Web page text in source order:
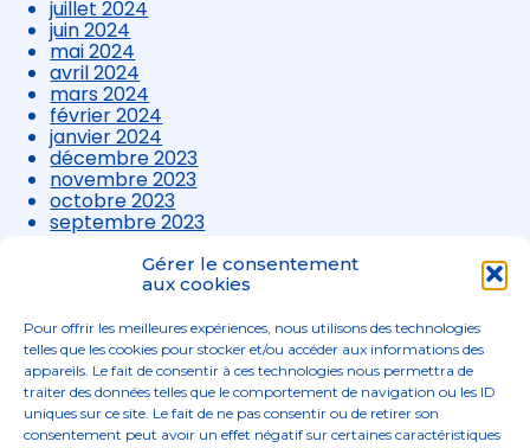
Gérer le consentement
aux cookies
Pour offrir les meilleures expériences, nous utilisons des technologies
telles que les cookies pour stocker et/ou accéder aux informations des
appareils. Le fait de consentir à ces technologies nous permettra de
traiter des données telles que le comportement de navigation ou les ID
uniques sur ce site. Le fait de ne pas consentir ou de retirer son
consentement peut avoir un effet négatif sur certaines caractéristiques
juillet 2024
juin 2024
mai 2024
avril 2024
mars 2024
février 2024
janvier 2024
décembre 2023
novembre 2023
octobre 2023
septembre 2023
août 2023
juillet 2023
avril 2023
mars 2023